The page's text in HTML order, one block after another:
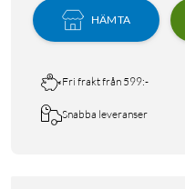
HÄMTA
Fri frakt från 599:-
Snabba leveranser